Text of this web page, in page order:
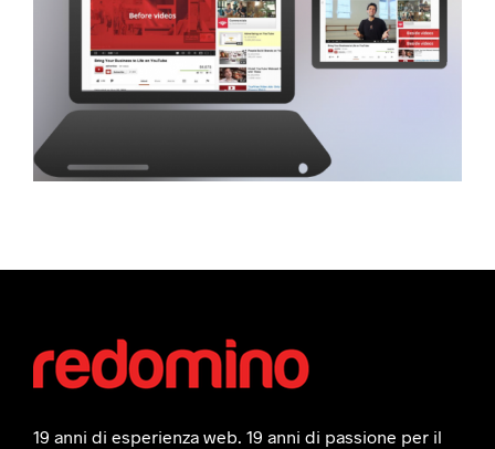
19 anni di esperienza web. 19 anni di passione per il